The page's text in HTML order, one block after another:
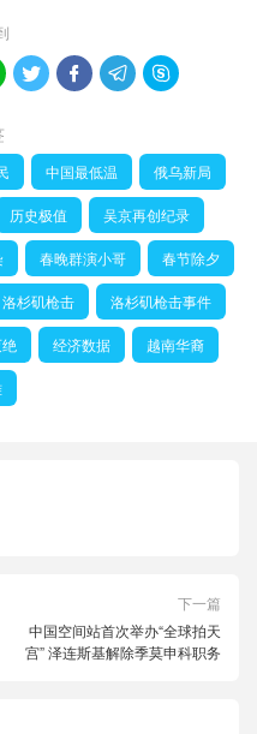
   
中国最低温 俄乌新局
历史极值 吴京再创纪录
春晚群演小哥 春节除夕
洛杉矶枪击 洛杉矶枪击事件
经济数据 越南华裔
下一篇
中国空间站首次举办“全球拍天
宫” 泽连斯基解除季莫申科职务